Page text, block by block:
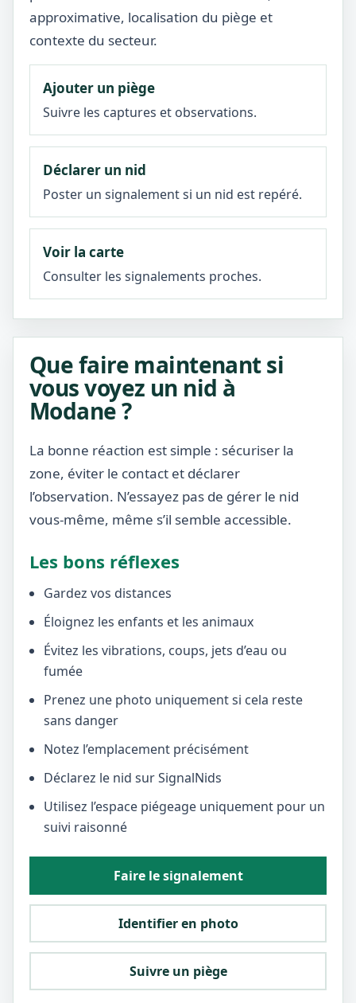
approximative, localisation du piège et
contexte du secteur.
Ajouter un piège
Suivre les captures et observations.
Déclarer un nid
Poster un signalement si un nid est repéré.
Voir la carte
Consulter les signalements proches.
Que faire maintenant si
vous voyez un nid à
Modane ?
La bonne réaction est simple : sécuriser la
zone, éviter le contact et déclarer
l’observation. N’essayez pas de gérer le nid
vous-même, même s’il semble accessible.
Les bons réflexes
Gardez vos distances
Éloignez les enfants et les animaux
Évitez les vibrations, coups, jets d’eau ou
fumée
Prenez une photo uniquement si cela reste
sans danger
Notez l’emplacement précisément
Déclarez le nid sur SignalNids
Utilisez l’espace piégeage uniquement pour un
suivi raisonné
Faire le signalement
Identifier en photo
Suivre un piège